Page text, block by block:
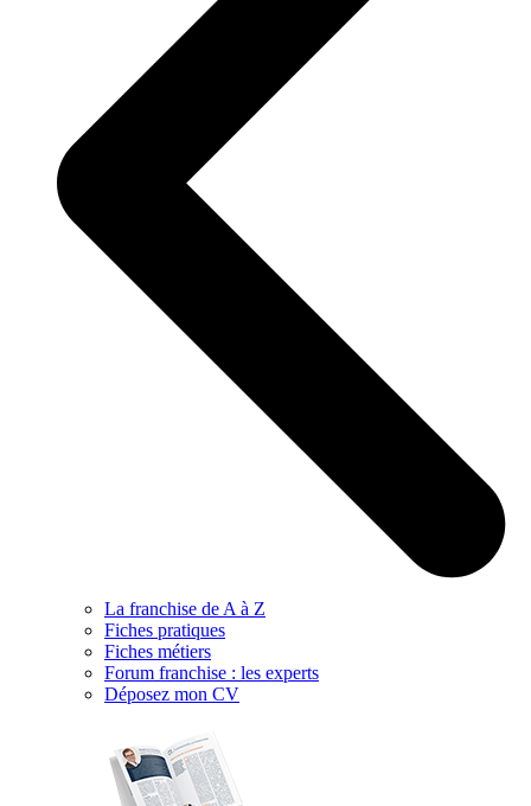
La franchise de A à Z
Fiches pratiques
Fiches métiers
Forum franchise : les experts
Déposez mon CV